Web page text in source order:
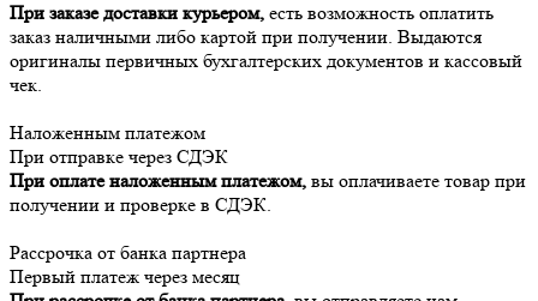
При заказе доставки курьером, есть возможность оплатить
заказ наличными либо картой при получении. Выдаются
оригиналы первичных бухгалтерских документов и кассовый
чек.
Наложенным платежом
При отправке через СДЭК
При оплате наложенным платежом, вы оплачиваете товар при
получении и проверке в СДЭК.
Рассрочка от банка партнера
Первый платеж через месяц